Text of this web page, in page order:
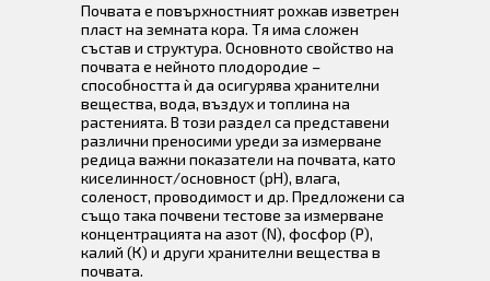
Почвата е повърхностният рохкав изветрен
пласт на земната кора. Тя има сложен
състав и структура. Основното свойство на
почвата е нейното плодородие –
способността ѝ да осигурява хранителни
вещества, вода, въздух и топлина на
растенията. В този раздел са представени
различни преносими уреди за измерване
редица важни показатели на почвата, като
киселинност/основност (рН), влага,
соленост, проводимост и др. Предложени са
също така почвени тестове за измерване
концентрацията на азот (N), фосфор (Р),
калий (К) и други хранителни вещества в
почвата.